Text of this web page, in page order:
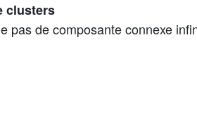
clusters
pas de composante connexe